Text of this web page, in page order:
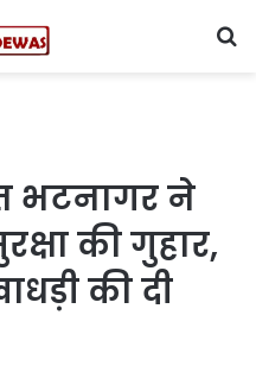
भटनागर ने
की गुहार,
की दी